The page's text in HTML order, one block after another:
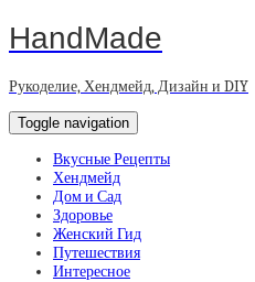
HandMade
Рукоделие, Хендмейд, Дизайн и DIY
Toggle navigation
Вкусные Рецепты
Хендмейд
Дом и Сад
Здоровье
Женский Гид
Путешествия
Интересное